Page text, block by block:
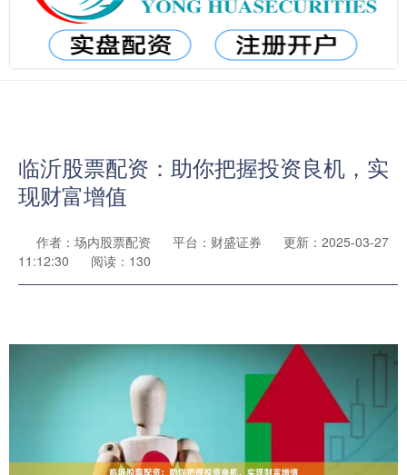
临沂股票配资：助你把握投资良机，实
现财富增值
作者：场内股票配资 平台：财盛证券
更新：2025-03-27
11:12:30
阅读：130